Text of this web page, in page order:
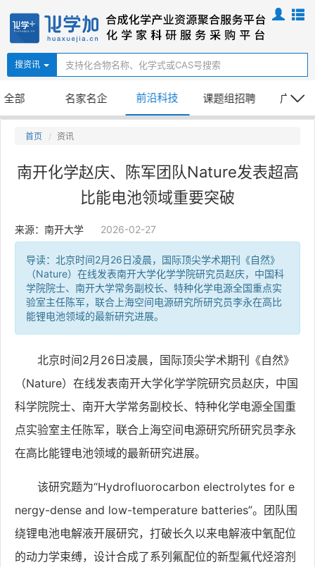
搜资讯
全部 名家名企 前沿科技 课题组招聘 广告公
首页 资讯
南开化学赵庆、陈军团队Nature发表超高
比能电池领域重要突破
来源：南开大学 2026-02-27
导读：北京时间2月26日凌晨，国际顶尖学术期刊《自然》
（Nature）在线发表南开大学化学学院研究员赵庆，中国科
学院院士、南开大学常务副校长、特种化学电源全国重点实
验室主任陈军，联合上海空间电源研究所研究员李永在高比
能锂电池领域的最新研究进展。
北京时间2月26日凌晨，国际顶尖学术期刊
《自然》
（Nature） 在线发表南开大学化学学院研究员赵庆， 中国
科学院院士、南开大学常务副校长、特种化学电源全国重
点实验室主任陈军， 联合上海空间电源研究所研究员李永
在高比能锂电池领域的最新研究进展。
该研究题为“Hydrofluorocarbon electrolytes for e
nergy-dense and low-temperature batteries”。团队围
绕锂电池电解液开展研究，打破长久以来电解液中氧配位
的动力学束缚，设计合成了系列氟配位的新型氟代烃溶剂